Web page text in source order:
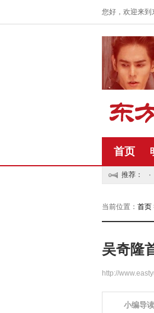
您好，欢迎来到
首页
推荐： ·
当前位置： 首页
吴奇隆
http://
小编导读